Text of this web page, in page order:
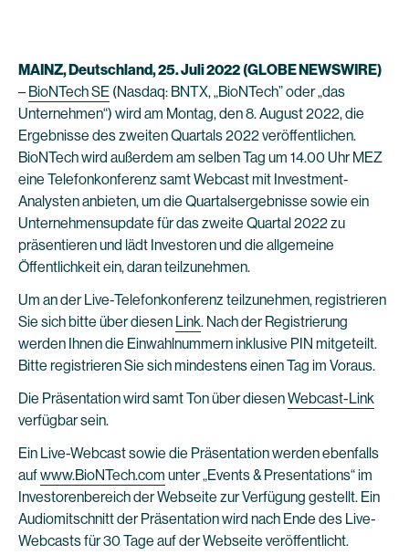
MAINZ, Deutschland, 25. Juli 2022 (GLOBE NEWSWIRE)
– BioNTech SE (Nasdaq: BNTX, „BioNTech” oder „das
Unternehmen“) wird am Montag, den 8. August 2022, die
Ergebnisse des zweiten Quartals 2022 veröffentlichen.
BioNTech wird außerdem am selben Tag um 14.00 Uhr MEZ
eine Telefonkonferenz samt Webcast mit Investment-
Analysten anbieten, um die Quartalsergebnisse sowie ein
Unternehmensupdate für das zweite Quartal 2022 zu
präsentieren und lädt Investoren und die allgemeine
Öffentlichkeit ein, daran teilzunehmen.
Um an der Live-Telefonkonferenz teilzunehmen, registrieren
Sie sich bitte über diesen Link. Nach der Registrierung
werden Ihnen die Einwahlnummern inklusive PIN mitgeteilt.
Bitte registrieren Sie sich mindestens einen Tag im Voraus.
Die Präsentation wird samt Ton über diesenWebcast-Link
verfügbar sein.
Ein Live-Webcast sowie die Präsentation werden ebenfalls
aufwww.BioNTech.com unter „Events & Presentations“ im
Investorenbereich der Webseite zur Verfügung gestellt. Ein
Audiomitschnitt der Präsentation wird nach Ende des Live-
Webcasts für 30 Tage auf der Webseite veröffentlicht.